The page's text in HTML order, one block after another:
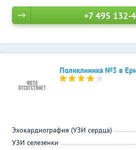
+7 495 132-
Поликлиника №3 в
Эхокардиография (УЗИ сердца)
УЗИ селезенки